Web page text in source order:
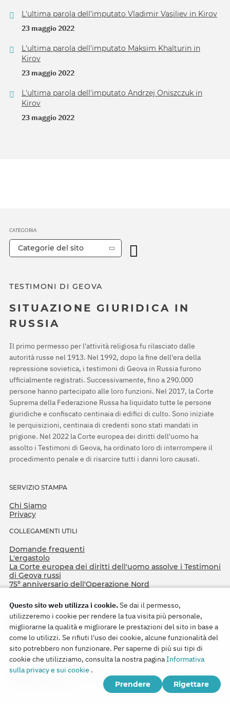
L'ultima parola dell'imputato Vladimir Vasiliev in Kirov
23 maggio 2022
L'ultima parola dell'imputato Maksim Khalturin in
Kirov
23 maggio 2022
L'ultima parola dell'imputato Andrzej Oniszczuk in
Kirov
23 maggio 2022
TESTIMONI DI GEOVA
SITUAZIONE GIURIDICA IN
RUSSIA
Il primo permesso per l'attività religiosa fu rilasciato dalle
autorità russe nel 1913. Nel 1992, dopo la fine dell'era della
repressione sovietica, i testimoni di Geova in Russia furono
ufficialmente registrati. Successivamente, fino a 290.000
persone hanno partecipato alle loro funzioni. Nel 2017, la Corte
Suprema della Federazione Russa ha liquidato tutte le persone
giuridiche e confiscato centinaia di edifici di culto. Sono iniziate
le perquisizioni, centinaia di credenti sono stati mandati in
prigione. Nel 2022 la Corte europea dei diritti dell'uomo ha
assolto i Testimoni di Geova, ha ordinato loro di interrompere il
procedimento penale e di risarcire tutti i danni loro causati.
SERVIZIO STAMPA
Chi Siamo
Privacy
COLLEGAMENTI UTILI
Domande frequenti
L'ergastolo
La Corte europea dei diritti dell'uomo assolve i Testimoni
di Geova russi
75º anniversario dell'Operazione Nord
CATEGORIA
Categorie del sito
Copyright © 2026
Watch Tower Bible and Tract Society of Korea.
Questo sito web utilizza i cookie.Se dai il permesso,
utilizzeremo i cookie per rendere la tua visita più personale,
migliorarne la qualità e migliorare le prestazioni del sito in base a
come lo utilizzi. Se rifiuti l'uso dei cookie, alcune funzionalità del
sito potrebbero non funzionare. Per saperne di più sui tipi di
cookie che utilizziamo, consulta la nostra paginaInformativa
sulla privacy e sui cookie .
Prendere
Rigettare